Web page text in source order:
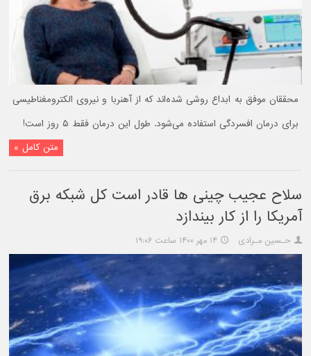
محققان موفق به ابداع روشی شده‌اند که از آهنربا و نیروی الکترومغناطیسی
برای درمان افسردگی استفاده می‌شود. طول این درمان فقط ۵ روز است!
متن کامل »
سلاح عجیب چینی ها قادر است کل شبکه برق
آمریکا را از کار بیندازد
حـسین مـرادی ۱۴ مهر ۱۴۰۰ ساعت ۱۹:۰۶